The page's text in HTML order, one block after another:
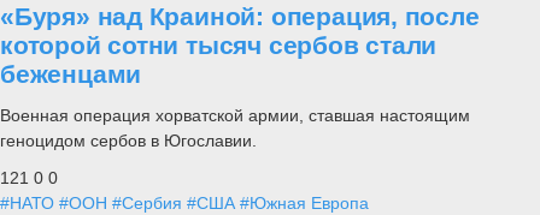
«Буря» над Краиной: операция, после
которой сотни тысяч сербов стали
беженцами
Военная операция хорватской армии, ставшая настоящим
геноцидом сербов в Югославии.
121 0 0
#НАТО #ООН #Сербия #США #Южная Европа